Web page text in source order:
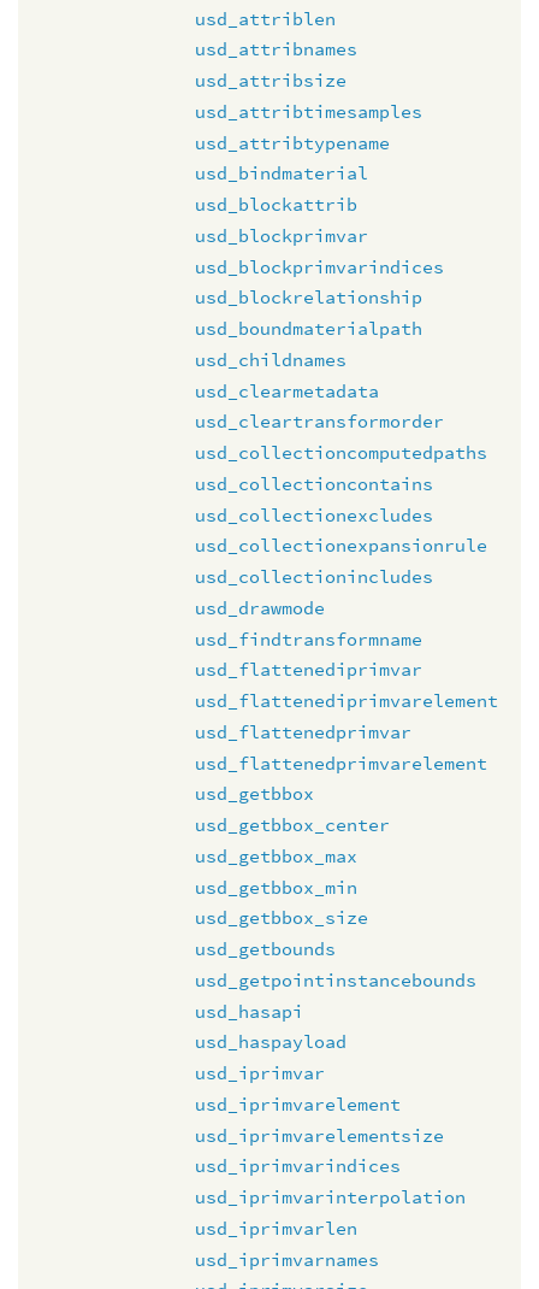
usd_attriblen
usd_attribnames
usd_attribsize
usd_attribtimesamples
usd_attribtypename
usd_bindmaterial
usd_blockattrib
usd_blockprimvar
usd_blockprimvarindices
usd_blockrelationship
usd_boundmaterialpath
usd_childnames
usd_clearmetadata
usd_cleartransformorder
usd_collectioncomputedpaths
usd_collectioncontains
usd_collectionexcludes
usd_collectionexpansionrule
usd_collectionincludes
usd_drawmode
usd_findtransformname
usd_flattenediprimvar
usd_flattenediprimvarelement
usd_flattenedprimvar
usd_flattenedprimvarelement
usd_getbbox
usd_getbbox_center
usd_getbbox_max
usd_getbbox_min
usd_getbbox_size
usd_getbounds
usd_getpointinstancebounds
usd_hasapi
usd_haspayload
usd_iprimvar
usd_iprimvarelement
usd_iprimvarelementsize
usd_iprimvarindices
usd_iprimvarinterpolation
usd_iprimvarlen
usd_iprimvarnames